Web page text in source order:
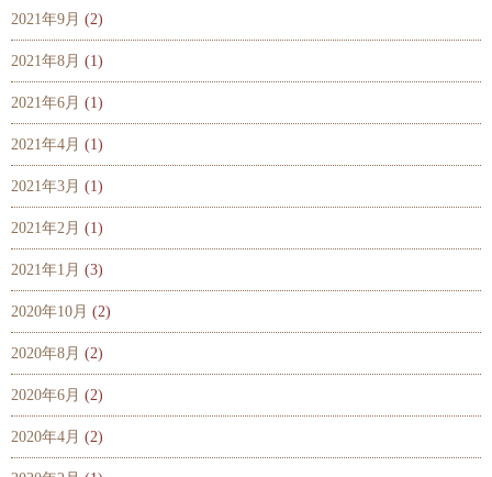
2021年9月 (2)
2021年8月 (1)
2021年6月 (1)
2021年4月 (1)
2021年3月 (1)
2021年2月 (1)
2021年1月 (3)
2020年10月 (2)
2020年8月 (2)
2020年6月 (2)
2020年4月 (2)